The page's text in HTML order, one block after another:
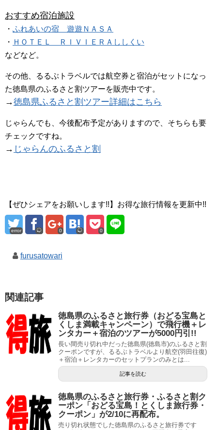
おすすめ宿泊施設
・ ふれあいの宿 遊遊ＮＡＳＡ
・ ＨＯＴＥＬ ＲＩＶＩＥＲＡししくい
などなど。
その他、るるぶトラベルでは航空券と宿泊がセットになっ
た徳島県のふるさと割ツアーを販売中です。
→徳島県ふるさと割ツアー詳細はこちら
じゃらんでも、今後配布予定がありますので、そちらも要
チェックですね。
→ じゃらんのふるさと割
【ぜひシェアをお願いします!!】お得な旅行情報を更新中!!
error 0 0
furusatowari
関連記事
徳島県のふるさと旅行券（おどる宝島と
くしま満載キャンペーン）で飛行機＋レ
ンタカー＋宿泊のツアーが5000円引!!
長い間売り切れ中だった徳島県(徳島市)のふるさと割
クーポンですが、るるぶトラベルより航空(羽田往復)
＋宿泊＋レンタカーのセットプランのみとは...
記事を読む
徳島県のふるさと旅行券・ふるさと割ク
ーポン「おどる宝島！とくしま旅行券・
クーポン」が2/10に再配布。
売り切れ状態でした徳島県のふるさと旅行券です